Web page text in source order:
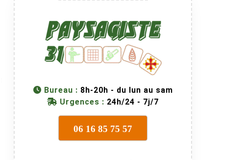
Bureau : 8h-20h - du lun au sam
Urgences : 24h/24 - 7j/7
06 16 85 75 57